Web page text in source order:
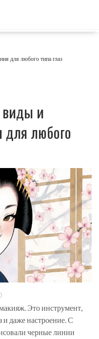
для любого типа глаз
виды и
для любого
Это инструмент,
и даже настроение. С
черные линии